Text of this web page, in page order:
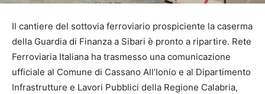
Il cantiere del sottovia ferroviario prospiciente la caserma
della Guardia di Finanza a Sibari è pronto a ripartire. Rete
Ferroviaria Italiana ha trasmesso una comunicazione
ufficiale al Comune di Cassano All’Ionio e al Dipartimento
Infrastrutture e Lavori Pubblici della Regione Calabria,